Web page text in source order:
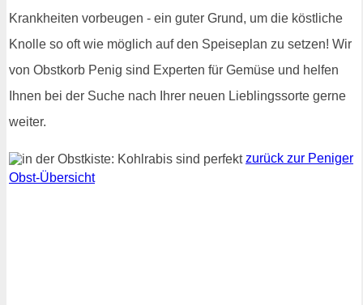
Krankheiten vorbeugen - ein guter Grund, um die köstliche
Knolle so oft wie möglich auf den Speiseplan zu setzen! Wir
von Obstkorb Penig sind Experten für Gemüse und helfen
Ihnen bei der Suche nach Ihrer neuen Lieblingssorte gerne
weiter.
zurück zur Peniger
Obst-Übersicht